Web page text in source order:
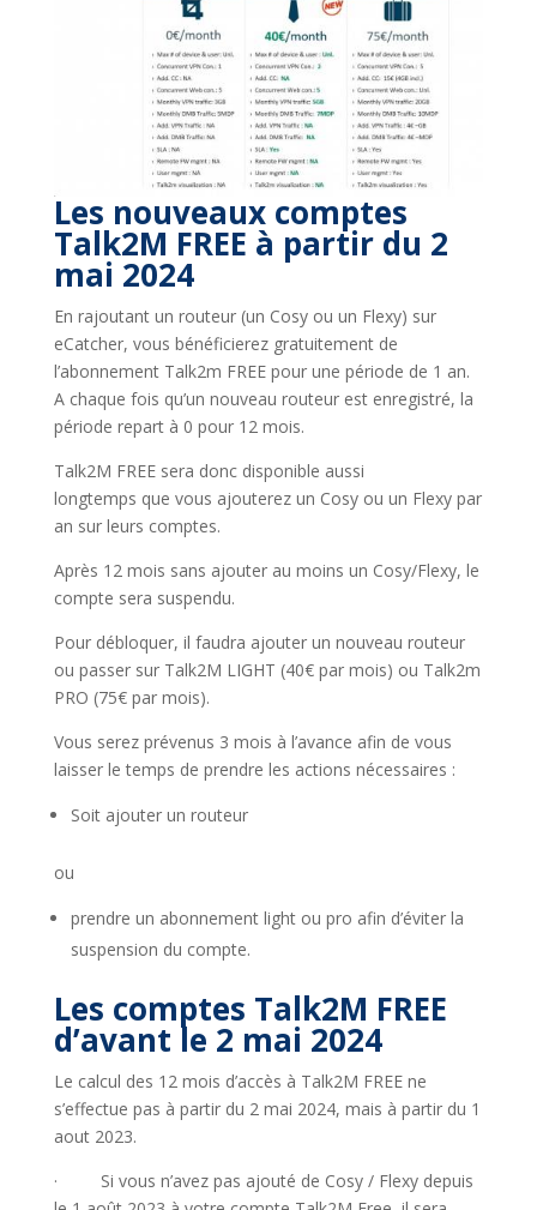
Les nouveaux comptes
Talk2M FREE à partir du 2
mai 2024
En rajoutant un routeur (un Cosy ou un Flexy) sur
eCatcher, vous bénéficierez gratuitement de
l’abonnement Talk2m FREE pour une période de 1 an.
A chaque fois qu’un nouveau routeur est enregistré, la
période repart à 0 pour 12 mois.
Talk2M FREE sera donc disponible aussi
longtemps que vous ajouterez un Cosy ou un Flexy par
an sur leurs comptes.
Après 12 mois sans ajouter au moins un Cosy/Flexy, le
compte sera suspendu.
Pour débloquer, il faudra ajouter un nouveau routeur
ou passer sur Talk2M LIGHT (40€ par mois) ou Talk2m
PRO (75€ par mois).
Vous serez prévenus 3 mois à l’avance afin de vous
laisser le temps de prendre les actions nécessaires :
Soit ajouter un routeur
ou
prendre un abonnement light ou pro afin d’éviter la
suspension du compte.
Les comptes Talk2M FREE
d’avant le 2 mai 2024
Le calcul des 12 mois d’accès à Talk2M FREE ne
s’effectue pas à partir du 2 mai 2024, mais à partir du 1
aout 2023.
· Si vous n’avez pas ajouté de Cosy / Flexy depuis